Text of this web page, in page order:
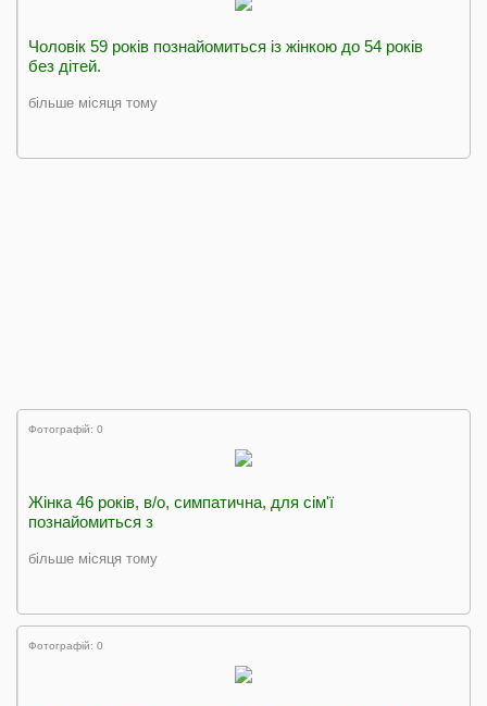
Чоловік 59 років познайомиться із жінкою до 54 років
без дітей.
більше місяця тому
Фотографій: 0
Жінка 46 років, в/о, симпатична, для сім'ї
познайомиться з
більше місяця тому
Фотографій: 0